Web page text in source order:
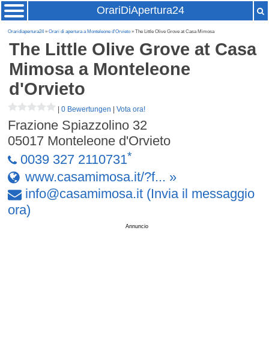
OrariDiApertura24
Oraridiapertura24»Orari di apertura a Monteleone d'Orvieto » The Little Olive Grove at Casa Mimosa
The Little Olive Grove at Casa
Mimosaa Monteleone
d'Orvieto
|0 Bewertungen |Vota ora!
Frazione Spiazzolino 32
05017 Monteleone d'Orvieto
0039 327 2110731*
www.casamimosa.it/?f... »
info@casamimosa.it (Invia il messaggio
ora)
Annuncio